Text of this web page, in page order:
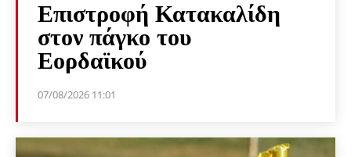
Επιστροφή Κατακαλίδη
στον πάγκο του
Εορδαϊκού
07/08/2026 11:01